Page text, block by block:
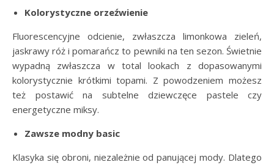
Kolorystyczne orzeźwienie
Fluorescencyjne odcienie, zwłaszcza limonkowa zieleń,
jaskrawy róż i pomarańcz to pewniki na ten sezon. Świetnie
wypadną zwłaszcza w total lookach z dopasowanymi
kolorystycznie krótkimi topami. Z powodzeniem możesz
też postawić na subtelne dziewczęce pastele czy
energetyczne miksy.
Zawsze modny basic
Klasyka się obroni, niezależnie od panującej mody. Dlatego